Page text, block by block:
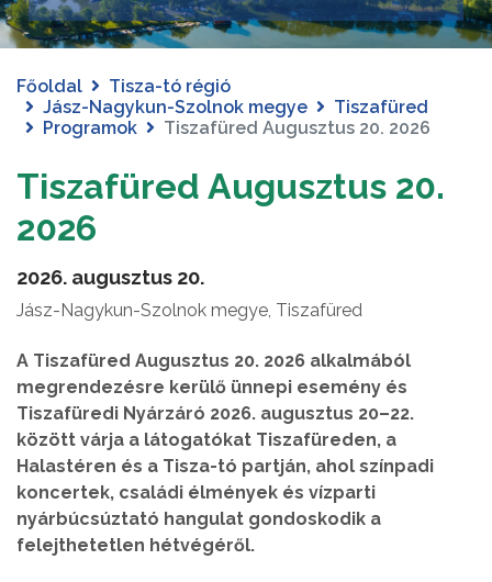
Főoldal
Tisza-tó régió
Jász-Nagykun-Szolnok megye
Tiszafüred
Programok
Tiszafüred Augusztus 20. 2026
Tiszafüred Augusztus 20.
2026
2026. augusztus 20.
Jász-Nagykun-Szolnok megye, Tiszafüred
A Tiszafüred Augusztus 20. 2026 alkalmából
megrendezésre kerülő ünnepi esemény és
Tiszafüredi Nyárzáró 2026. augusztus 20–22.
között várja a látogatókat Tiszafüreden, a
Halastéren és a Tisza-tó partján, ahol színpadi
koncertek, családi élmények és vízparti
nyárbúcsúztató hangulat gondoskodik a
felejthetetlen hétvégéről.